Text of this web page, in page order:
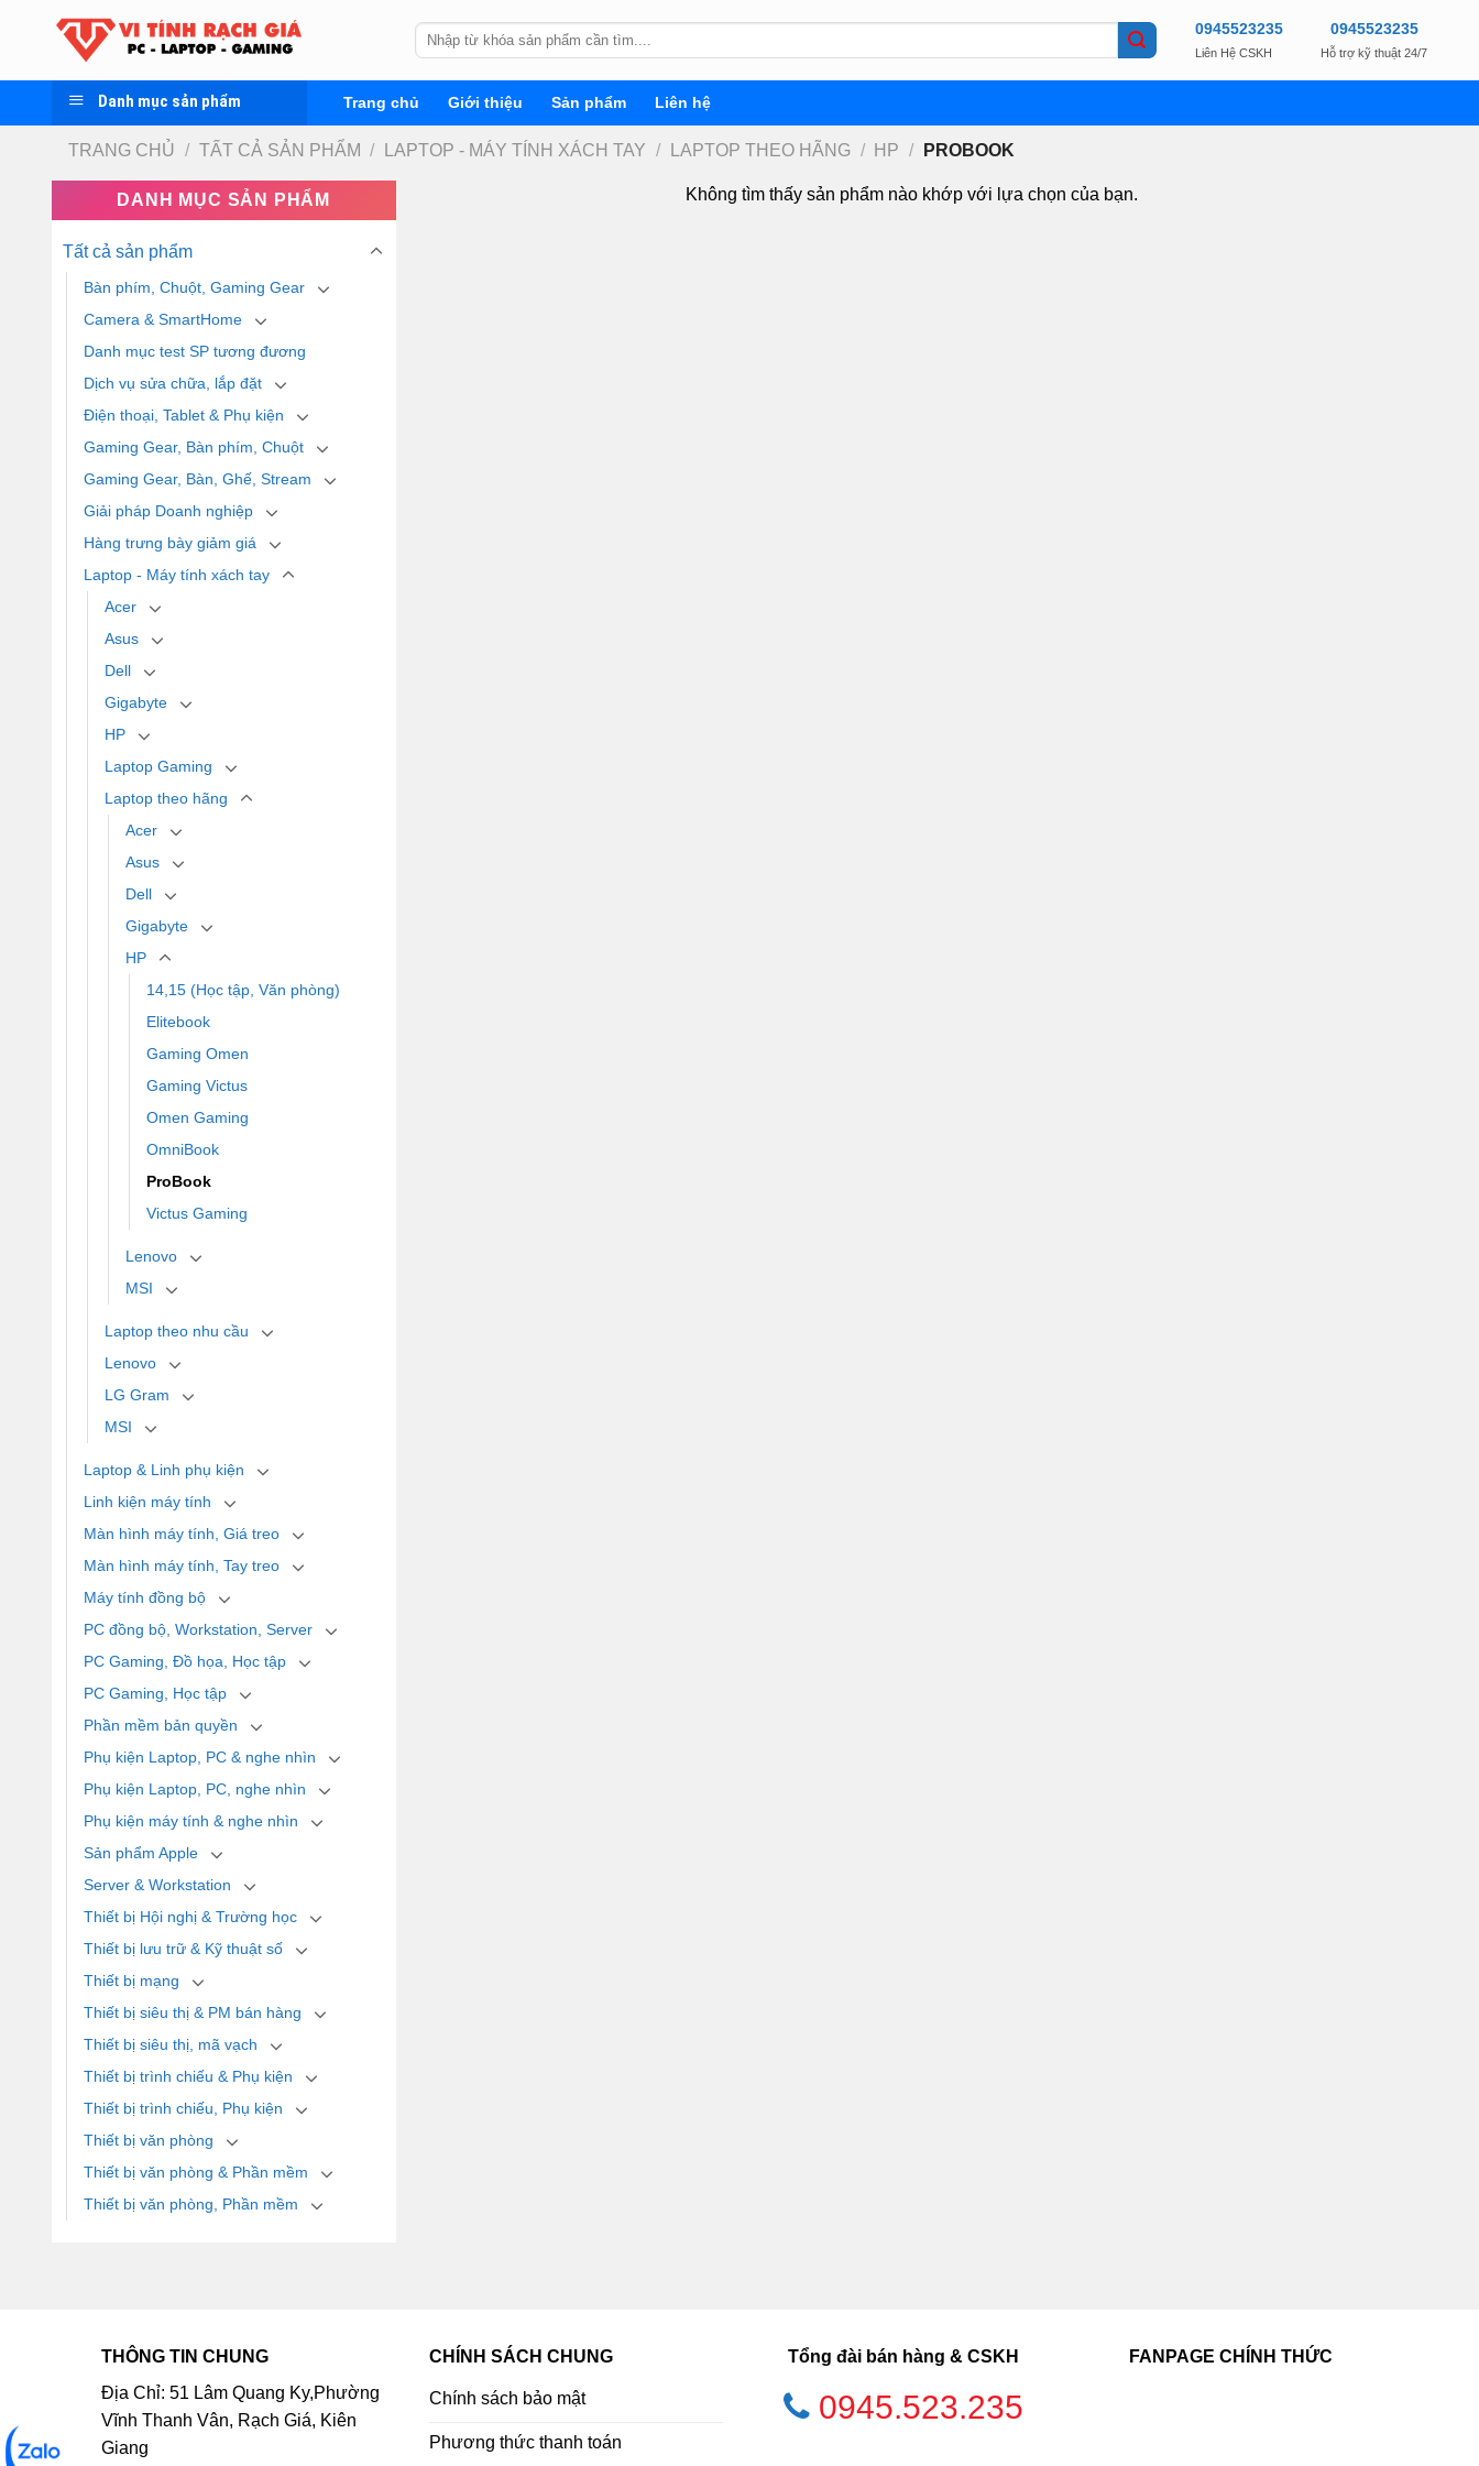
Tìm
kiếm:
0945523235
Liên Hệ CSKH
0945523235
Hỗ trợ kỹ thuật 24/7
Danh mục sản phẩm Trang chủ Giới thiệu Sản phẩm Liên hệ
TRANG CHỦ / TẤT CẢ SẢN PHẨM / LAPTOP - MÁY TÍNH XÁCH TAY / LAPTOP THEO HÃNG / HP / PROBOOK
DANH MỤC SẢN PHẨM
Tất cả sản phẩm
Bàn phím, Chuột, Gaming Gear
Camera & SmartHome
Danh mục test SP tương đương
Dịch vụ sửa chữa, lắp đặt
Điện thoại, Tablet & Phụ kiện
Gaming Gear, Bàn phím, Chuột
Gaming Gear, Bàn, Ghế, Stream
Giải pháp Doanh nghiệp
Hàng trưng bày giảm giá
Laptop - Máy tính xách tay
Acer
Asus
Dell
Gigabyte
HP
Laptop Gaming
Laptop theo hãng
Acer
Asus
Dell
Gigabyte
HP
14,15 (Học tập, Văn phòng)
Elitebook
Gaming Omen
Gaming Victus
Omen Gaming
OmniBook
ProBook
Victus Gaming
Lenovo
MSI
Laptop theo nhu cầu
Lenovo
LG Gram
MSI
Laptop & Linh phụ kiện
Linh kiện máy tính
Màn hình máy tính, Giá treo
Màn hình máy tính, Tay treo
Máy tính đồng bộ
PC đồng bộ, Workstation, Server
PC Gaming, Đồ họa, Học tập
PC Gaming, Học tập
Phần mềm bản quyền
Phụ kiện Laptop, PC & nghe nhìn
Phụ kiện Laptop, PC, nghe nhìn
Phụ kiện máy tính & nghe nhìn
Sản phẩm Apple
Server & Workstation
Thiết bị Hội nghị & Trường học
Thiết bị lưu trữ & Kỹ thuật số
Thiết bị mạng
Thiết bị siêu thị & PM bán hàng
Thiết bị siêu thị, mã vạch
Thiết bị trình chiếu & Phụ kiện
Thiết bị trình chiếu, Phụ kiện
Thiết bị văn phòng
Thiết bị văn phòng & Phần mềm
Thiết bị văn phòng, Phần mềm
Không tìm thấy sản phẩm nào khớp với lựa chọn của bạn.
THÔNG TIN CHUNG
Địa Chỉ: 51 Lâm Quang Ky,Phường
Vĩnh Thanh Vân, Rạch Giá, Kiên
Giang
CHÍNH SÁCH CHUNG
Chính sách bảo mật
Phương thức thanh toán
Tổng đài bán hàng & CSKH
0945.523.235
FANPAGE CHÍNH THỨC